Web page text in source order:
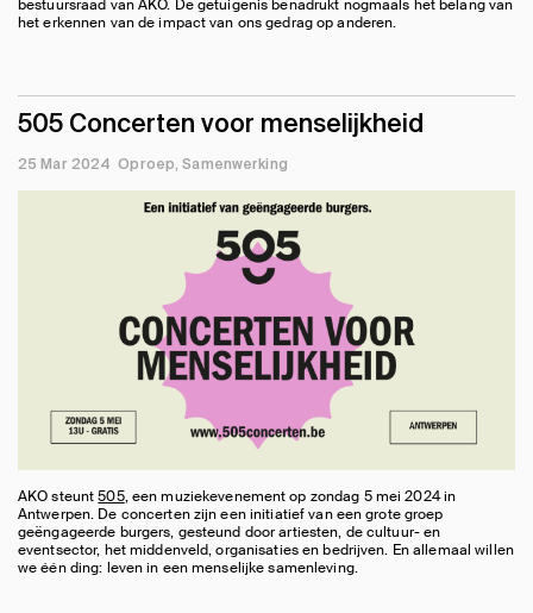
bestuursraad van AKO. De getuigenis benadrukt nogmaals het belang van
het erkennen van de impact van ons gedrag op anderen.
505 Concerten voor menselijkheid
25 Mar 2024 Oproep Samenwerking
AKO steunt505, een muziekevenement op zondag 5 mei 2024 in
Antwerpen. De concerten zijn een initiatief van een grote groep
geëngageerde burgers, gesteund door artiesten, de cultuur- en
eventsector, het middenveld, organisaties en bedrijven. En allemaal willen
we één ding: leven in een menselijke samenleving.